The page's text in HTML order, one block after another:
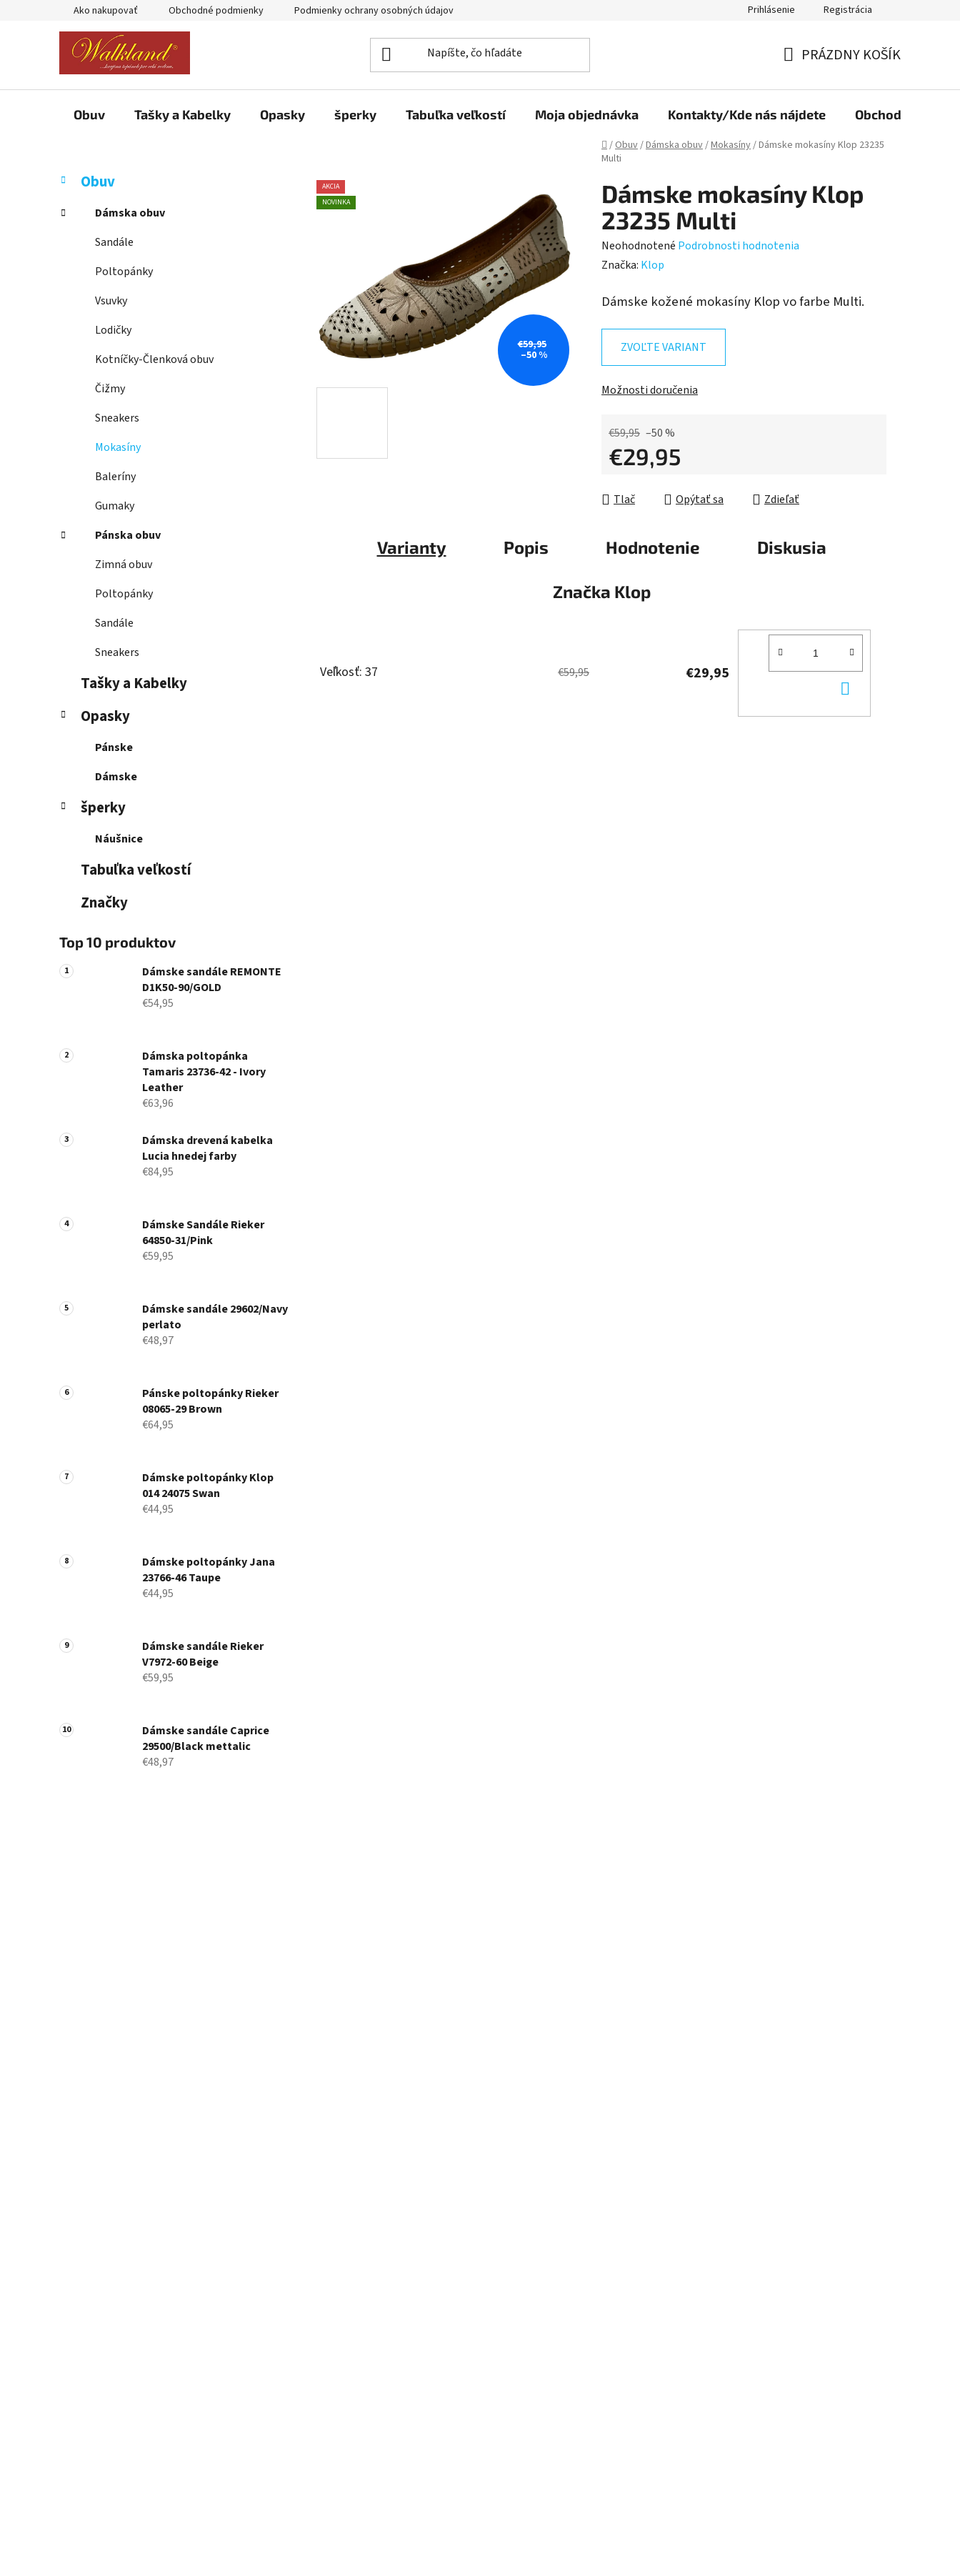
Ako nakupovať Obchodné podmienky Podmienky ochrany osobných údajov Prihlásenie Registrácia
KOŠÍK
PRÁZDNY KOŠÍK
Obuv Tašky a Kabelky Opasky šperky Tabuľka veľkostí Moja objednávka Kontakty/Kde nás nájdete Obchodné
Domov
/Obuv/Dámska obuv/Mokasíny/Dámske mokasíny Klop 23235
Multi
B
č
Preskočiť
kategórie
K
a
e
Obuv
Dámska obuv
Sandále
Poltopánky
Vsuvky
Lodičky
Kotníčky-Členková obuv
Čižmy
Sneakers
Mokasíny
Baleríny
Gumaky
Pánska obuv
Zimná obuv
Poltopánky
Sandále
Sneakers
Tašky a Kabelky
Opasky
Pánske
Dámske
šperky
Náušnice
Tabuľka veľkostí
Značky
Top 10 produktov
Dámske sandále REMONTE
D1K50-90/GOLD
€54,95
Dámska poltopánka
Tamaris 23736-42 - Ivory
Leather
€63,96
Dámska drevená kabelka
Lucia hnedej farby
€84,95
Dámske Sandále Rieker
64850-31/Pink
€59,95
Dámske sandále 29602/Navy
perlato
€48,97
Pánske poltopánky Rieker
08065-29 Brown
€64,95
Dámske poltopánky Klop
014 24075 Swan
€44,95
Dámske poltopánky Jana
23766-46 Taupe
€44,95
Dámske sandále Rieker
V7972-60 Beige
€59,95
Dámske sandále Caprice
29500/Black mettalic
€48,97
Dámske mokasíny Klop
23235 Multi
Priemerné
hodnotenie
je
Neohodnotené Podrobnosti hodnotenia
Značka: Klop
Dámske kožené mokasíny Klop vo farbe Multi.
ZVOĽTE VARIANT
Možnosti doručenia
€59,95 –50 %
€29,95
Tlač
Opýtať sa Zdieľať
AKCIA
NOVINKA
€59,95
–50 %
Varianty Popis Hodnotenie Diskusia
Značka Klop
Veľkosť: 37 €59,95 €29,95
KOŠÍKA